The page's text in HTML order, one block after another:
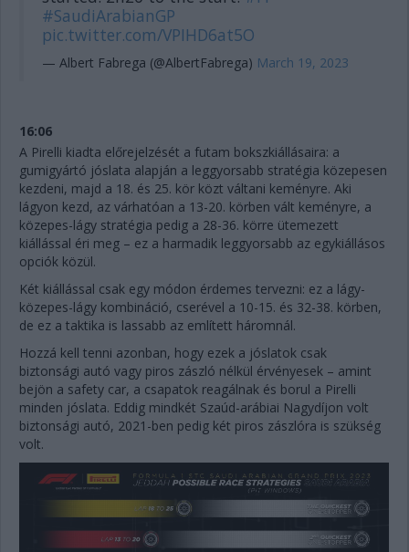
#SaudiArabianGP
pic.twitter.com/VPIHD6at5O
— Albert Fabrega (@AlbertFabrega) March 19, 2023
16:06
A Pirelli kiadta előrejelzését a futam bokszkiállásaira: a
gumigyártó jóslata alapján a leggyorsabb stratégia közepesen
kezdeni, majd a 18. és 25. kör közt váltani keményre. Aki
lágyon kezd, az várhatóan a 13-20. körben vált keményre, a
közepes-lágy stratégia pedig a 28-36. körre ütemezett
kiállással éri meg – ez a harmadik leggyorsabb az egykiállásos
opciók közül.
Két kiállással csak egy módon érdemes tervezni: ez a lágy-
közepes-lágy kombináció, cserével a 10-15. és 32-38. körben,
de ez a taktika is lassabb az említett háromnál.
Hozzá kell tenni azonban, hogy ezek a jóslatok csak
biztonsági autó vagy piros zászló nélkül érvényesek – amint
bejön a safety car, a csapatok reagálnak és borul a Pirelli
minden jóslata. Eddig mindkét Szaúd-arábiai Nagydíjon volt
biztonsági autó, 2021-ben pedig két piros zászlóra is szükség
volt.